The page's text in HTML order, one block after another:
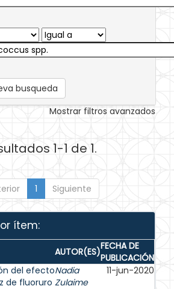
busqueda
Mostrar filtros avanzados
1-1 de 1.
1 Siguiente
ítem:
AUTOR(ES)FECHA DE
PUBLICACIÓN
del efecto
de fluoruro
Nadia
Zulaime
11-jun-2020